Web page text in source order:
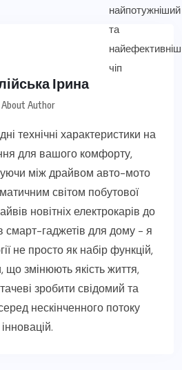
Ірина
About Author
технічні характеристики на
для вашого комфорту,
між драйвом авто-мото
світом побутової
новітніх електрокарів до
смарт-гаджетів для дому - я
не просто як набір функцій,
що змінюють якість життя,
зробити свідомий та
нескінченного потоку
інновацій.